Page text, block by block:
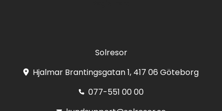
Solresor
Hjalmar Brantingsgatan 1, 417 06 Göteborg
077-551 00 00